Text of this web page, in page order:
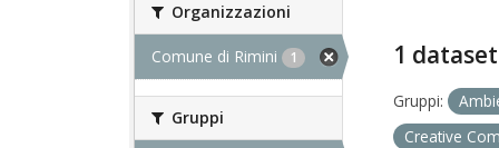
Organizzazioni
Comune di Rimini 1
Gruppi
1
Gruppi:
Creative